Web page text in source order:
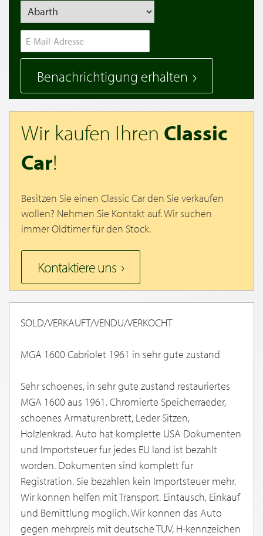
Benachrichtigung erhalten
Wir kaufen Ihren Classic
Car!
Besitzen Sie einen Classic Car den Sie verkaufen
wollen? Nehmen Sie Kontakt auf. Wir suchen
immer Oldtimer für den Stock.
Kontaktiere uns
SOLD/VERKAUFT/VENDU/VERKOCHT
MGA 1600 Cabriolet 1961 in sehr gute zustand
Sehr schoenes, in sehr gute zustand restauriertes
MGA 1600 aus 1961. Chromierte Speicherraeder,
schoenes Armaturenbrett, Leder Sitzen,
Holzlenkrad. Auto hat komplette USA Dokumenten
und Importsteuer fur jedes EU land ist bezahlt
worden. Dokumenten sind komplett fur
Registration. Sie bezahlen kein Importsteuer mehr.
Wir konnen helfen mit Transport. Eintausch, Einkauf
und Bemittlung moglich. Wir konnen das Auto
gegen mehrpreis mit deutsche TUV, H-kennzeichen